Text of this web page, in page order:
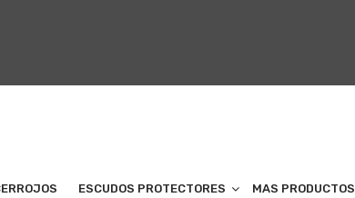
ESCUDOS PROTECTORES MAS PRODUCTOS